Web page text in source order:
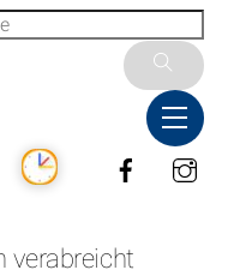
Menu
Facebook
verabreicht